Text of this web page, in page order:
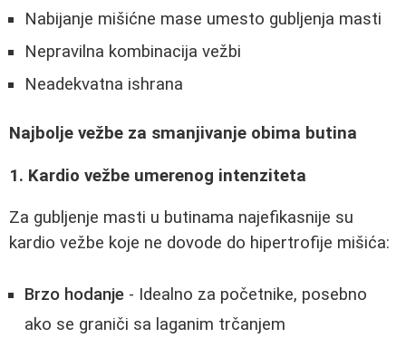
Nabijanje mišićne mase umesto gubljenja masti
Nepravilna kombinacija vežbi
Neadekvatna ishrana
Najbolje vežbe za smanjivanje obima butina
1. Kardio vežbe umerenog intenziteta
Za gubljenje masti u butinama najefikasnije su
kardio vežbe koje ne dovode do hipertrofije mišića:
Brzo hodanje - Idealno za početnike, posebno
ako se graniči sa laganim trčanjem